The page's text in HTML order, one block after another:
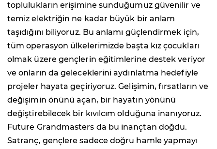
toplulukların erişimine sunduğumuz güvenilir ve
temiz elektriğin ne kadar büyük bir anlam
taşıdığını biliyoruz. Bu anlamı güçlendirmek için,
tüm operasyon ülkelerimizde başta kız çocukları
olmak üzere gençlerin eğitimlerine destek veriyor
ve onların da geleceklerini aydınlatma hedefiyle
projeler hayata geçiriyoruz. Gelişimin, fırsatların ve
değişimin önünü açan, bir hayatın yönünü
değiştirebilecek bir kıvılcım olduğuna inanıyoruz.
Future Grandmasters da bu inançtan doğdu.
Satranç, gençlere sadece doğru hamle yapmayı